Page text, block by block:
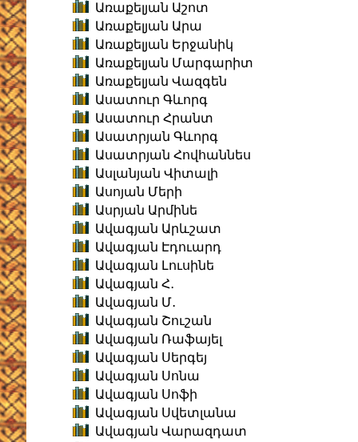
Առաքելյան Աշոտ
Առաքելյան Արա
Առաքելյան Երջանիկ
Առաքելյան Մարգարիտ
Առաքելյան Վազգեն
Ասատուր Գևորգ
Ասատուր Հրանտ
Ասատրյան Գևորգ
Ասատրյան Հովհաննես
Ասլանյան Վիտալի
Ասոյան Մերի
Ասրյան Արմինե
Ավագյան Արևշատ
Ավագյան Էդուարդ
Ավագյան Լուսինե
Ավագյան Հ․
Ավագյան Մ․
Ավագյան Շուշան
Ավագյան Ռաֆայել
Ավագյան Սերգեյ
Ավագյան Սոնա
Ավագյան Սոֆի
Ավագյան Սվետլանա
Ավագյան Վարազդատ